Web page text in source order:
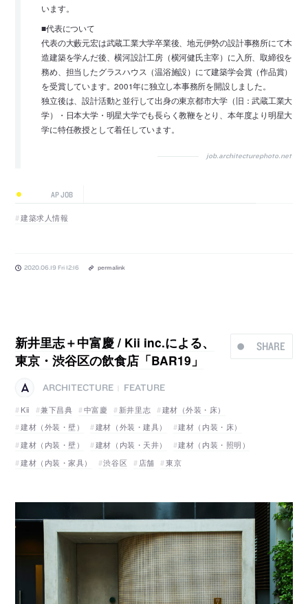
います。
■代表について
代表の大藪元宏は武蔵工業大学卒業後、地元伊勢の設計事務所にて木
造建築を学んだ後、横河設計工房（横河健氏主宰）に入所、取締役を
務め、担当したグラスハウス（温浴施設）にて建築学会賞（作品賞）
を受賞しています。2001年に独立し本事務所を開設しました。
独立後は、設計活動と並行して出身の東京都市大学（旧：武蔵工業大
学）・日本大学・明星大学でも長らく教鞭をとり、本年度より明星大
学に特任教授として着任しています。
job.architecturephoto.net
AP JOB
建築求人情報
2020.06.19 Fri 12:16 permalink
SHARE
新井里志＋中富慶 / Kii inc.による、
東京・渋谷区の飲食店「BAR19」
ARCHITECTURE
FEATURE
Kii
兼下昌典 中富慶 新井里志
建材（外装・床）
建材（外装・壁）
建材（外装・建具）
建材（内装・床）
建材（内装・壁）
建材（内装・天井）
建材（内装・照明）
建材（内装・家具）
渋谷区 店舗 東京